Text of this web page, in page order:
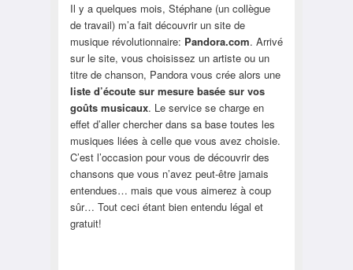
Il y a quelques mois, Stéphane (un collègue
de travail) m’a fait découvrir un site de
musique révolutionnaire: Pandora.com. Arrivé
sur le site, vous choisissez un artiste ou un
titre de chanson, Pandora vous crée alors une
liste d’écoute sur mesure basée sur vos
goûts musicaux. Le service se charge en
effet d’aller chercher dans sa base toutes les
musiques liées à celle que vous avez choisie.
C’est l’occasion pour vous de découvrir des
chansons que vous n’avez peut-être jamais
entendues… mais que vous aimerez à coup
sûr… Tout ceci étant bien entendu légal et
gratuit!